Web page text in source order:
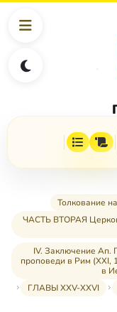
Толкование
ЧАСТЬ ВТОРАЯ
IV. Заключение Ап.
проповеди в Рим (XXI,
в
ГЛАВЫ XXV-XXVI